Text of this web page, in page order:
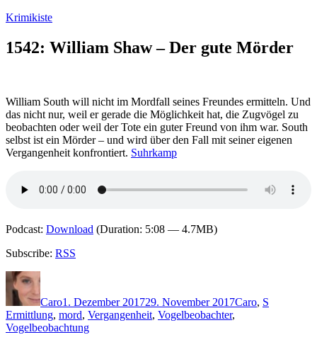
Zum
springen
Krimikiste
1542: William Shaw – Der gute Mörder
William South will nicht im Mordfall seines Freundes ermitteln. Und
das nicht nur, weil er gerade die Möglichkeit hat, die Zugvögel zu
beobachten oder weil der Tote ein guter Freund von ihm war. South
selbst ist ein Mörder – und wird über den Fall mit seiner eigenen
Vergangenheit konfrontiert. Suhrkamp
Podcast: Download (Duration: 5:08 — 4.7MB)
Subscribe: RSS
Autor
Caro1. Dezember 201729. November 2017Caro, S
Ermittlung, mord, Vergangenheit, Vogelbeobachter,
Vogelbeobachtung